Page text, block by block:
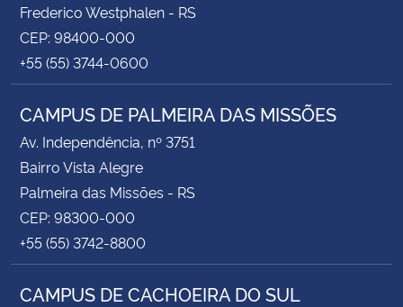
Frederico Westphalen - RS
CEP: 98400-000
+55 (55) 3744-0600
CAMPUS DE PALMEIRA DAS MISSÕES
Av. Independência, nº 3751
Bairro Vista Alegre
Palmeira das Missões - RS
CEP: 98300-000
+55 (55) 3742-8800
CAMPUS DE CACHOEIRA DO SUL